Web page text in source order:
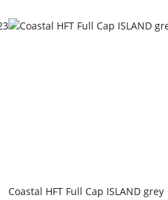
Coastal HFT Full Cap ISLAND grey